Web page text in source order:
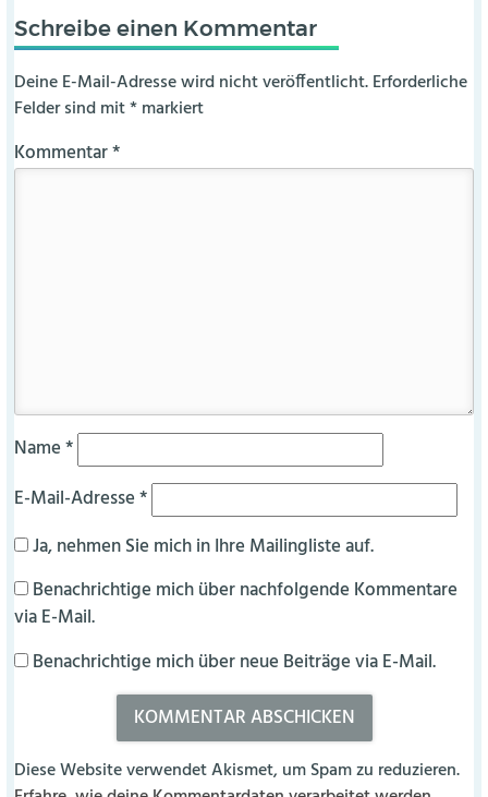
Schreibe einen Kommentar
Deine E-Mail-Adresse wird nicht veröffentlicht. Erforderliche
Felder sind mit*markiert
Kommentar*
Name*
E-Mail-Adresse*
Ja, nehmen Sie mich in Ihre Mailingliste auf.
Benachrichtige mich über nachfolgende Kommentare
via E-Mail.
Benachrichtige mich über neue Beiträge via E-Mail.
Diese Website verwendet Akismet, um Spam zu reduzieren.